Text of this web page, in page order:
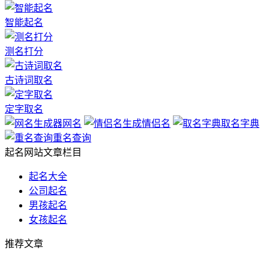
智能起名
测名打分
古诗词取名
定字取名
网名
情侣名
取名字典
重名查询
起名网站文章栏目
起名大全
公司起名
男孩起名
女孩起名
推荐文章